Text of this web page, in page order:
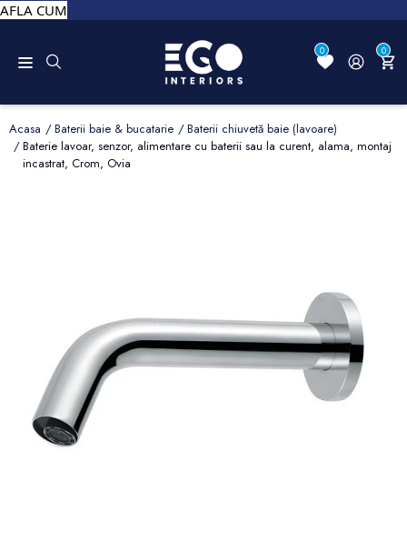
AFLA CUM
0 0
Acasa Baterii baie & bucatarie
Baterii chiuvetă baie (lavoare)
Baterie lavoar, senzor, alimentare cu baterii sau la curent, alama, montaj
incastrat, Crom, Ovia